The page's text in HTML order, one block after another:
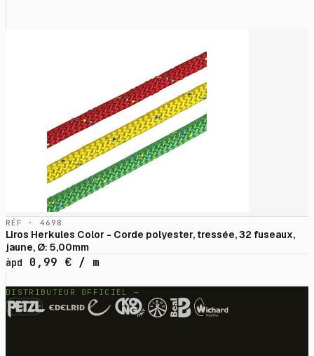
RÉF · 4698
Liros Herkules Color - Corde polyester, tressée, 32 fuseaux,
jaune, Ø: 5,00mm
àpd
0,99 € / m
DISTRIBUTEUR OFFICIEL —